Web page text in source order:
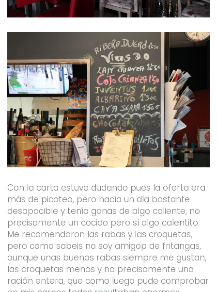
Con la carta estuve dudando pues la oferta era
más de picoteo, pero hacía un día bastante
desapacible y tenía ganas de algo caliente, no
precisamente un cocido pero sí algo calentito.
Me recomendaron las rabas y las croquetas,
pero como sabeis no soy amigop de fritangas,
aunque unas buenas rabas siempre me gustan,
las croquetas menos y no precisamente una
ración entera, que como luego pude comprobar